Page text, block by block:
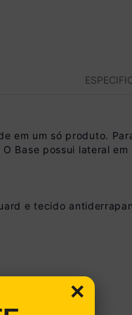
em um só produto.
Base possui lateral
e tecido
×